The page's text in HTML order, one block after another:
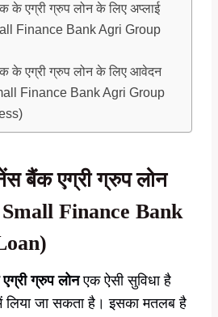
के एग्री ग्रुप लोन के लिए अप्लाई
Finance Bank Agri Group
के एग्री ग्रुप लोन के लिए आवेदन
Finance Bank Agri Group
बैंक एग्री ग्रुप लोन
Small Finance Bank
ग्रुप लोनएक ऐसी सुविधा है
जा सकता है। इसका मतलब है